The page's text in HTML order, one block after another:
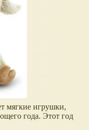
мягкие игрушки,
года. Этот год